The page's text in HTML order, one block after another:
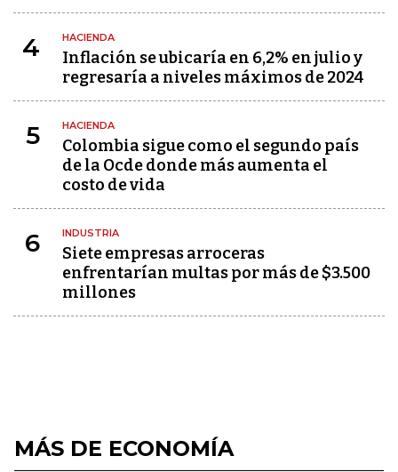
4 HACIENDA
Inflación se ubicaría en 6,2% en julio y
regresaría a niveles máximos de 2024
5 HACIENDA
Colombia sigue como el segundo país
de la Ocde donde más aumenta el
costo de vida
6 INDUSTRIA
Siete empresas arroceras
enfrentarían multas por más de $3.500
millones
MÁS DE ECONOMÍA